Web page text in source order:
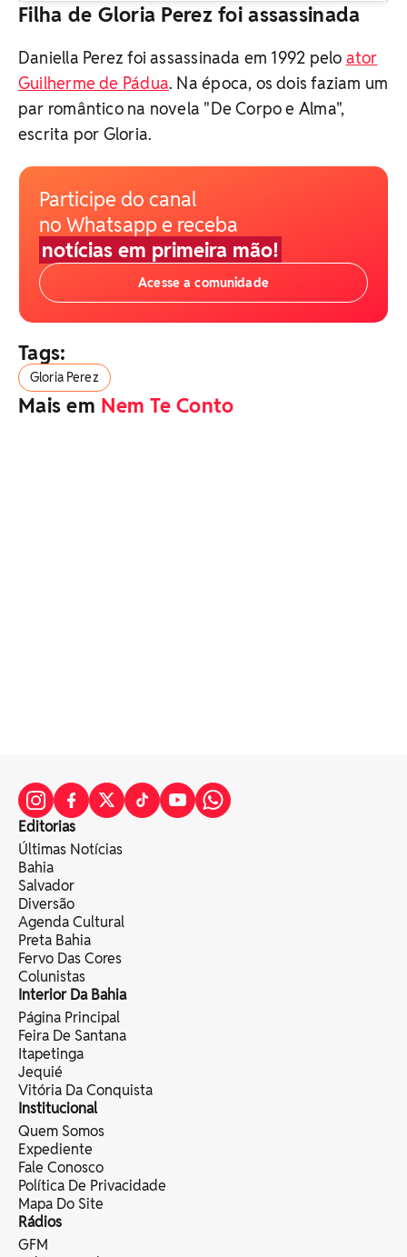
Filha de Gloria Perez foi assassinada
Daniella Perez foi assassinada em 1992 pelo ator
Guilherme de Pádua. Na época, os dois faziam um
par romântico na novela "De Corpo e Alma",
escrita por Gloria.
Participe do canal
no Whatsapp e receba
notícias em primeira mão!
Acesse a comunidade
Tags:
Gloria Perez
Mais em Nem Te Conto
Editorias
Últimas Notícias
Bahia
Salvador
Diversão
Agenda Cultural
Preta Bahia
Fervo Das Cores
Colunistas
Interior Da Bahia
Página Principal
Feira De Santana
Itapetinga
Jequié
Vitória Da Conquista
Institucional
Quem Somos
Expediente
Fale Conosco
Política De Privacidade
Mapa Do Site
Rádios
GFM